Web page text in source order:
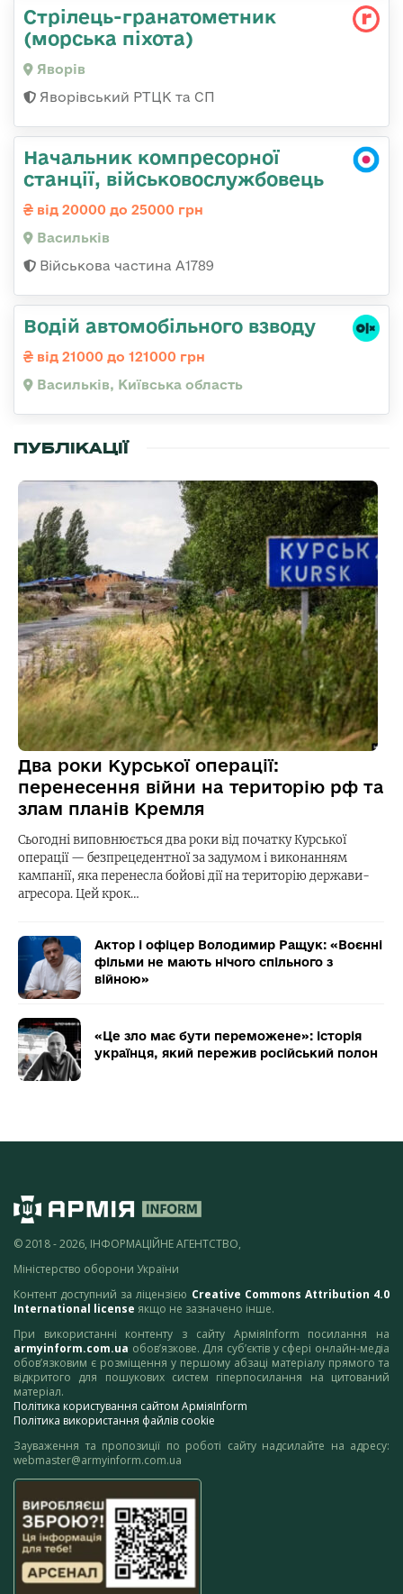
Стрілець-гранатометник
(морська піхота)
Яворів
Яворівський РТЦК та СП
Начальник компресорної
станції, військовослужбовець
від 20000 до 25000 грн
Васильків
Військова частина А1789
Водій автомобільного взводу
від 21000 до 121000 грн
Васильків, Київська область
ПУБЛІКАЦІЇ
Два роки Курської операції:
перенесення війни на територію рф та
злам планів Кремля
Сьогодні виповнюється два роки від початку Курської
операції — безпрецедентної за задумом і виконанням
кампанії, яка перенесла бойові дії на територію держави-
агресора. Цей крок…
Актор і офіцер Володимир Ращук: «Воєнні
фільми не мають нічого спільного з
війною»
«Це зло має бути переможене»: історія
українця, який пережив російський полон
© 2018 - 2026, ІНФОРМАЦІЙНЕ АГЕНТСТВО,
Міністерство оборони України
Контент доступний за ліцензією Creative Commons Attribution 4.0
International license якщо не зазначено інше.
При використанні контенту з сайту АрміяInform посилання на
armyinform.com.ua обов’язкове. Для суб’єктів у сфері онлайн-медіа
обов’язковим є розміщення у першому абзаці матеріалу прямого та
відкритого для пошукових систем гіперпосилання на цитований
матеріал.
Політика користування сайтом АрміяInform
Політика використання файлів cookie
Зауваження та пропозиції по роботі сайту надсилайте на адресу:
webmaster@armyinform.com.ua